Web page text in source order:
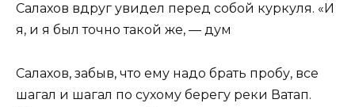
Салахов вдруг увидел перед собой куркуля. «И
я, и я был точно такой же, — дум
Салахов, забыв, что ему надо брать пробу, все
шагал и шагал по сухому берегу реки Ватап.